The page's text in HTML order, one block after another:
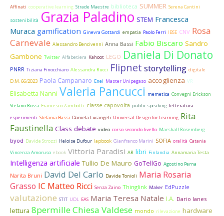
Affinati cooperative learning Strade Maestre biblioteca SUMMER Serena Cantini
sostenibilità Grazia Paladino STEM Francesca
Muraca gamification Ginevra Gottardi empatia Paolo Ferri IBSE CNV Rosa
Carnevale Alessandro Bencivenni Anna Bassi Fabio Biscaro Sandro
Gambone Twitter Alfabetiera Kahoot LEGO Daniela Di Donato
PNRR Tiziana Finocchiaro Alessandra Rucci Flipnet storytelling digitale
D.M. 66/2023 Paola Campanaro Enel Master Unipegaso accoglienza VR
Elisabetta Nanni Valeria Pancucci memetica Convegni Erickson
Stefano Rossi Francesco Zambotti classe capovolta public speaking letteratura
esperimenti Stefania Bassi Daniela Lucangeli Universal Design for Learning Rita
Faustinella Class debate video corso secondo livello Marshall Rosemberg
byod Davide Strozzi Heloise Dufour lapbook Gianfranco Marini SOFIA oralità Catania
Vincenza Amoruso ebook Vittoria Paradisi AR libri Finlandia Annamaria Testa
Intelligenza artificiale Tullio De Mauro GoTellGo Agostino Perna
Narita Bruni David Del Carlo Davide Tonioli Maria Rosaria
Grasso IC Matteo Ricci Senza Zaino Thinglink Maker EdPuzzle
valutazione STIT UDL EAS Maria Teresa Natale I.A. Dario Ianes
lettura 8permille Chiesa Valdese mondo rilevazione hardware